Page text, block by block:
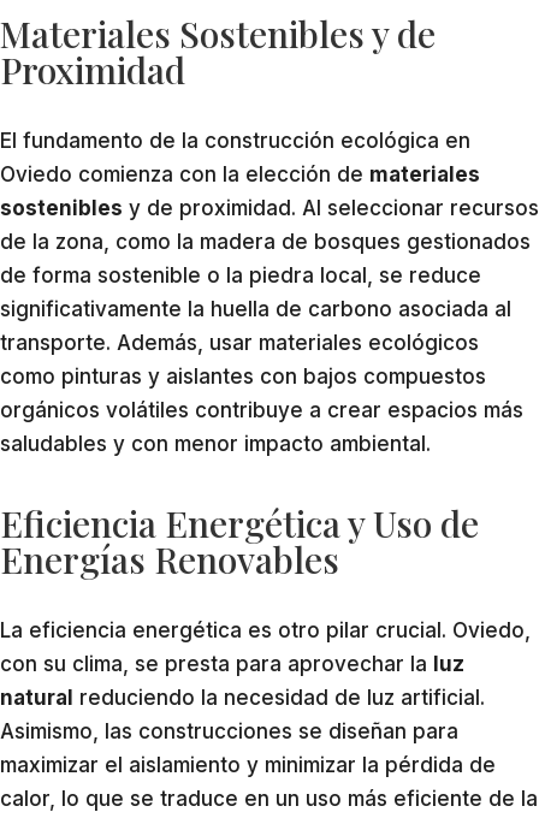
Materiales Sostenibles y de
Proximidad
El fundamento de la construcción ecológica en
Oviedo comienza con la elección de materiales
sostenibles y de proximidad. Al seleccionar recursos
de la zona, como la madera de bosques gestionados
de forma sostenible o la piedra local, se reduce
significativamente la huella de carbono asociada al
transporte. Además, usar materiales ecológicos
como pinturas y aislantes con bajos compuestos
orgánicos volátiles contribuye a crear espacios más
saludables y con menor impacto ambiental.
Eficiencia Energética y Uso de
Energías Renovables
La eficiencia energética es otro pilar crucial. Oviedo,
con su clima, se presta para aprovechar la luz
natural reduciendo la necesidad de luz artificial.
Asimismo, las construcciones se diseñan para
maximizar el aislamiento y minimizar la pérdida de
calor, lo que se traduce en un uso más eficiente de la